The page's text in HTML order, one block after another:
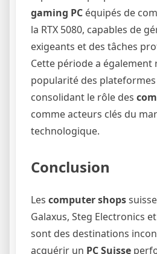
gaming PC équipés de
la RTX 5080, capables de
exigeants et des tâches
Cette période a également
popularité des
consolidant le rôle des
comme acteurs clés du
technologique.
Conclusion
Les computer shops
Galaxus, Steg Electronics
sont des destinations
acquérir un PC Suisse